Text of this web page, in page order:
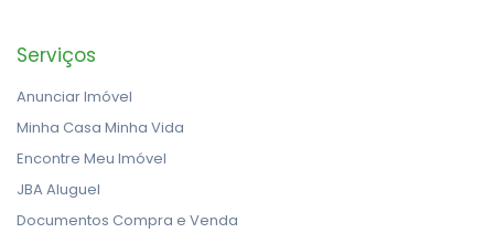
Serviços
Anunciar Imóvel
Minha Casa Minha Vida
Encontre Meu Imóvel
JBA Aluguel
Documentos Compra e Venda